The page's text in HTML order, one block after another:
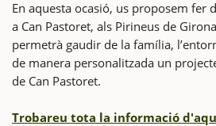
En aquesta ocasió, us proposem fer
a Can Pastoret, als Pirineus de
permetrà gaudir de la família,
de manera personalitzada un
de Can Pastoret.
Trobareu tota la informació